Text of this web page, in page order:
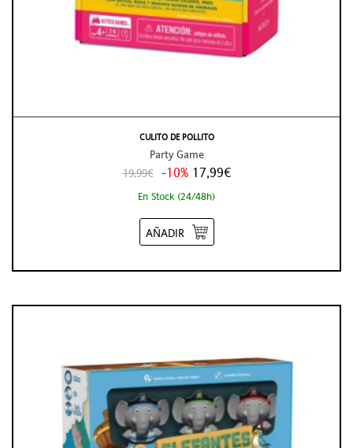
CULITO DE POLLITO
Party Game
19,99€ -10% 17,99€
En Stock (24/48h)
AÑADIR